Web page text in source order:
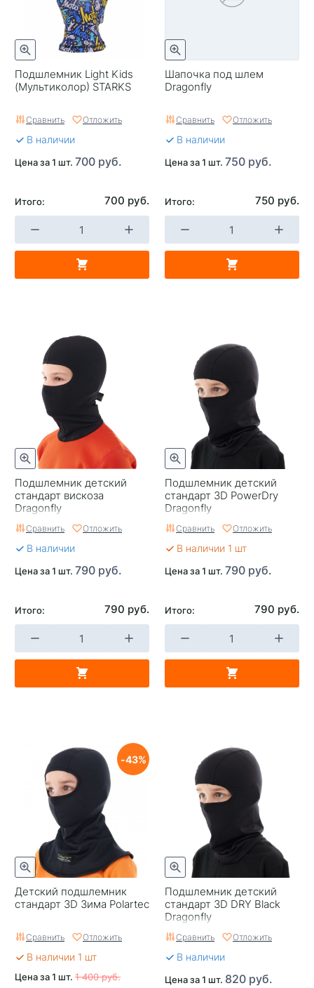
Подшлемник Light Kids
(Мультиколор) STARKS
Сравнить Отложить
В наличии
Цена за 1 шт. 700 руб.
Итого: 700 руб.
Шапочка под шлем
Dragonfly
Сравнить Отложить
В наличии
Цена за 1 шт. 750 руб.
Итого: 750 руб.
Подшлемник детский
стандарт вискоза
Dragonfly
Сравнить Отложить
В наличии
Цена за 1 шт. 790 руб.
Итого: 790 руб.
Подшлемник детский
стандарт 3D PowerDry
Dragonfly
Сравнить Отложить
В наличии 1 шт
Цена за 1 шт. 790 руб.
Итого: 790 руб.
Детский подшлемник
стандарт 3D Зима Polartec
43
Сравнить Отложить
В наличии 1 шт
Цена за 1 шт. 1 400 руб.
Подшлемник детский
стандарт 3D DRY Black
Dragonfly
Сравнить Отложить
В наличии
Цена за 1 шт. 820 руб.